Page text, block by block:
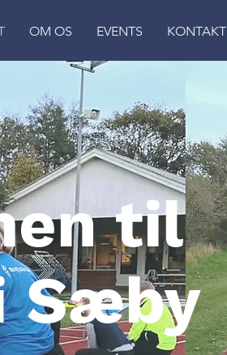
OM OS EVENTS KONTAKT
til
Sæby